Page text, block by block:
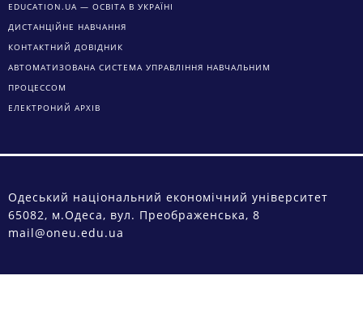
EDUCATION.UA — ОСВІТА В УКРАЇНІ
ДИСТАНЦІЙНЕ НАВЧАННЯ
КОНТАКТНИЙ ДОВІДНИК
АВТОМАТИЗОВАНА СИСТЕМА УПРАВЛІННЯ НАВЧАЛЬНИМ
ПРОЦЕССОМ
ЕЛЕКТРОНИЙ АРХІВ
Одеський національний економічний університет
65082, м.Одеса, вул. Преображенська, 8
mail@oneu.edu.ua